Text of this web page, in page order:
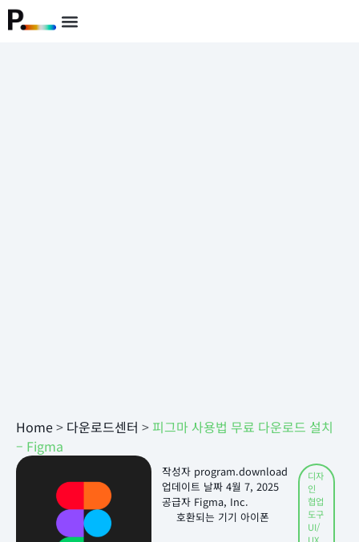
Home> 다운로드센터 > 피그마 사용법 무료 다운로드 설치
– Figma
작성자 program.download
업데이트 날짜 4월 7, 2025
공급자 Figma, Inc.
호환되는 기기 아이폰
디자
인
협업
도구
UI/